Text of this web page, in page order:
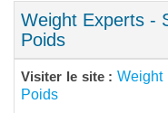
Weight Experts -
Poids
Visiter le site :Weight
Poids